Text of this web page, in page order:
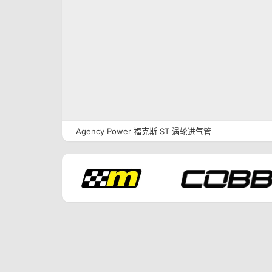
Agency Power 福克斯 ST 涡轮进气管